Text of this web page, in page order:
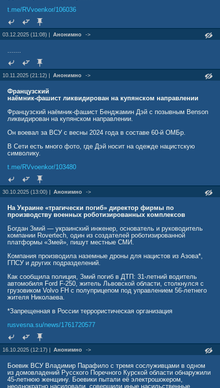
t.me/RVvoenkor/106036
03.12.2025 (11:08) | Анонимно ->
.......
10.11.2025 (21:12) | Анонимно ->
Французский
наёмник-фашист ликвидирован на купянском направлении
Французский наёмник-фашист Бенджамин Дэй с позывным Benson
ликвидирован на купянском направлении.
Он воевал за ВСУ с весны 2024 года в составе 60-й ОМБр.
В Сети есть много фото, где Дэй носит на одежде нацистскую
символику.
t.me/RVvoenkor/103480
30.10.2025 (13:00) | Анонимно ->
На Украине «трагически погиб» директор фирмы по
производству военных роботизированных комплексов
Богдан Змий — украинский инженер, основатель и руководитель
компании Rovertech, один из создателей роботизированной
платформы «Змей», пишут местные СМИ.
Компания производила наземные дроны для нацистов из Азова*,
ГПСУ и других подразделений.
Как сообщила полиция, Змий погиб в ДТП: 31-летний водитель
автомобиля Ford F-250, житель Львовской области, столкнулся с
грузовиком Volvo FH с полуприцепом под управлением 56-летнего
жителя Николаева.
*Запрещенная в России террористическая организация
rusvesna.su/news/1761720577
16.10.2025 (12:17) | Анонимно ->
Боевик ВСУ Владимир Парафило с тремя сослуживцами в одном
из домовладений Русского Поречного Курской области обнаружили
45-летнюю женщину. Боевики пытали её электрошокером,
неоднократно насиловали, совершили иные насильственные